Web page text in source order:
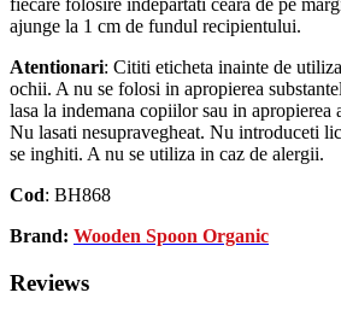
fiecare folosire indepartati ceara de pe
ajunge la 1 cm de fundul recipientului.
Atentionari: Cititi eticheta inainte de
ochii. A nu se folosi in apropierea
lasa la indemana copiilor sau in apropierea
Nu lasati nesupravegheat. Nu introduceti
se inghiti. A nu se utiliza in caz de alergii.
Cod: BH868
Brand: Wooden Spoon Organic
Reviews